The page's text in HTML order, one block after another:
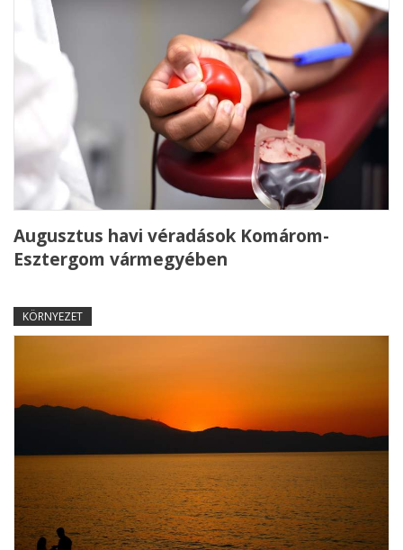
Augusztus havi véradások Komárom-
Esztergom vármegyében
KÖRNYEZET